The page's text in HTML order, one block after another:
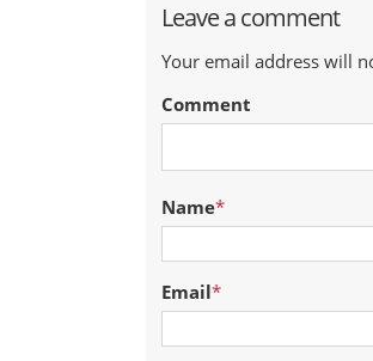
Leave a comment
Your email address will
Comment
Name*
Email*